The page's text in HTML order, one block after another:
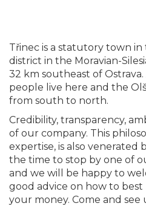
Třinec is a statutory town
district in the Moravian-
32 km southeast of
people live here and the
from south to north.
Credibility, transparency,
of our company. This
expertise, is also venerated
the time to stop by one of
and we will be happy to
good advice on how to
your money. Come and